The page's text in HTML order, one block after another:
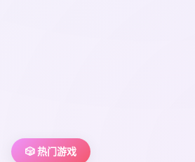
🎲 热门游戏